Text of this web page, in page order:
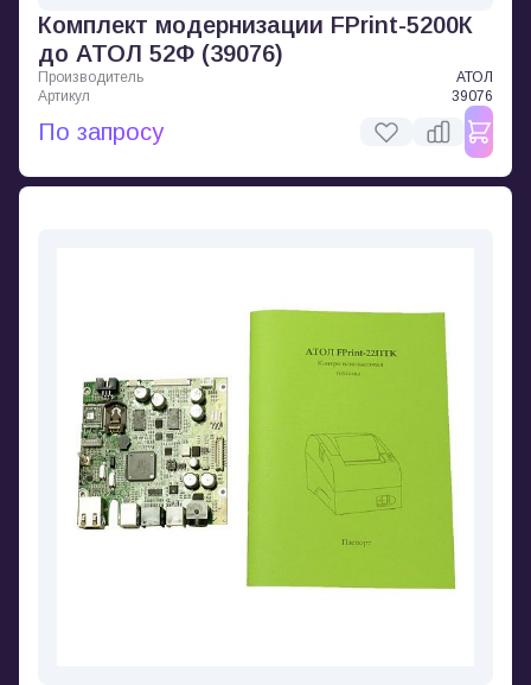
Комплект модернизации FPrint-5200К
до АТОЛ 52Ф (39076)
Производитель
АТОЛ
Артикул
39076
По запросу